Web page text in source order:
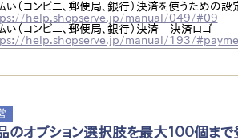
い（コンビニ、郵便局、銀行）決済を使うための設
help.shopserve.jp/manual/049/#09
い（コンビニ、郵便局、銀行）決済 決済ロゴ
help.shopserve.jp/manual/193/
のオプション選択肢を最大１００個ま